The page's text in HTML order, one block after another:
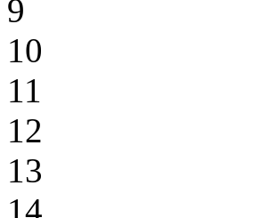
9
10
11
12
13
14